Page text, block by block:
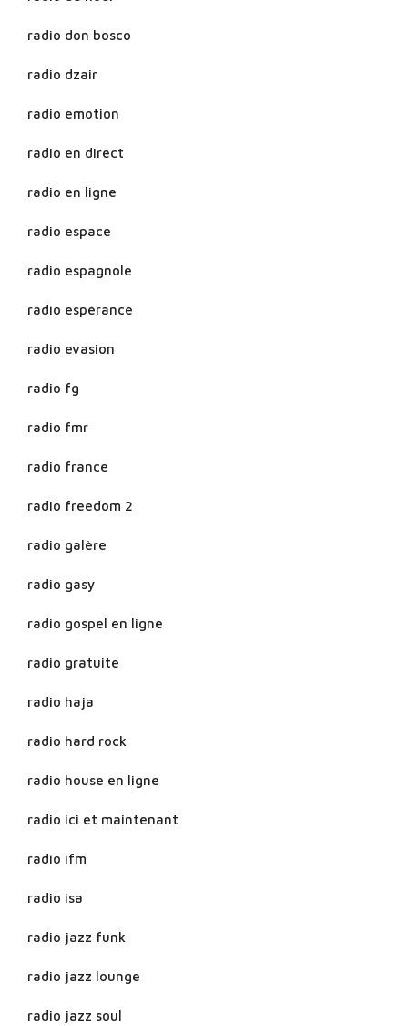
radio don bosco
radio dzair
radio emotion
radio en direct
radio en ligne
radio espace
radio espagnole
radio espérance
radio evasion
radio fg
radio fmr
radio france
radio freedom 2
radio galère
radio gasy
radio gospel en ligne
radio gratuite
radio haja
radio hard rock
radio house en ligne
radio ici et maintenant
radio ifm
radio isa
radio jazz funk
radio jazz lounge
radio jazz soul